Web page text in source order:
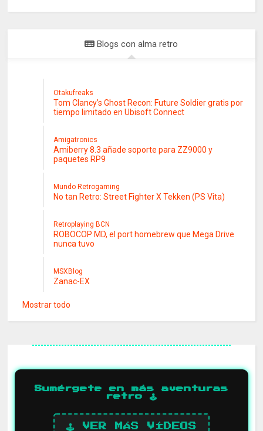
Blogs con alma retro
Otakufreaks
Tom Clancy’s Ghost Recon: Future Soldier gratis por
tiempo limitado en Ubisoft Connect
Amigatronics
Amiberry 8.3 añade soporte para ZZ9000 y
paquetes RP9
Mundo Retrogaming
No tan Retro: Street Fighter X Tekken (PS Vita)
Retroplaying BCN
ROBOCOP MD, el port homebrew que Mega Drive
nunca tuvo
MSXBlog
Zanac-EX
Mostrar todo
Sumérgete en más aventuras
retro 🕹️
🕹️ VER MÁS VÍDEOS